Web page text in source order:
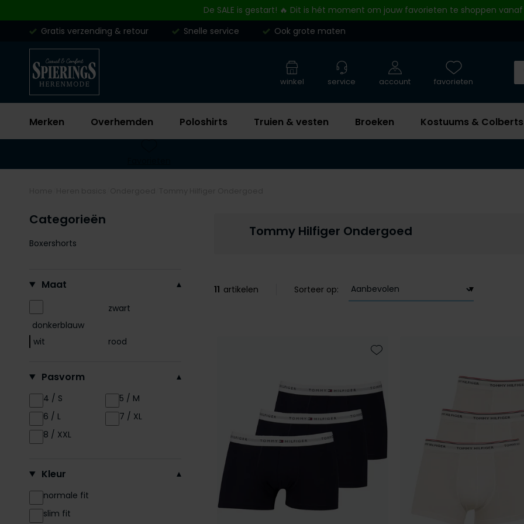
De SALE is gestart! 🔥 Dit is hét moment om jouw favorieten te shoppen vanaf
Gratis verzending & retour
Snelle service Ook grote maten
Merken Overhemden Poloshirts Truien & vesten Broeken Kostuums & Colberts
winkel service account favorieten
Tommy Hilfiger Ondergoed
Categorieën
Boxershorts
Maat
donkerblauw
zwart
wit rood
Pasvorm
4 / S
5 / M
6 / L
7 / XL
8 / XXL
Kleur
normale fit
slim fit
11 artikelen Sorteer op: